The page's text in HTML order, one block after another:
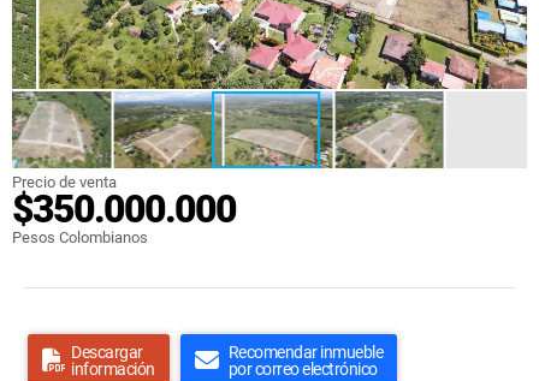
Precio de venta
$350.000.000
Pesos Colombianos
Descargar
información
Recomendar inmueble
por correo electrónico